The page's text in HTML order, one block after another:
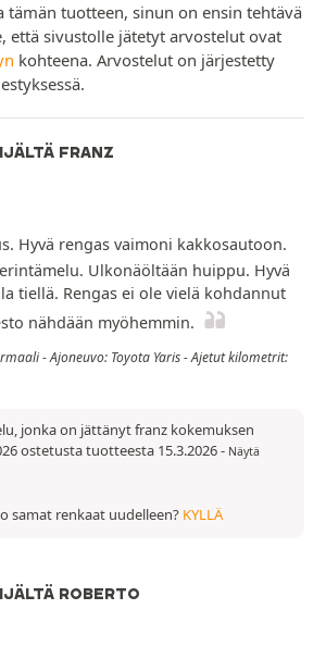
tämän tuotteen, sinun on ensin tehtävä
että sivustolle jätetyt arvostelut ovat
kohteena. Arvostelut on järjestetty
FRANZ
Hyvä rengas vaimoni kakkosautoon.
Ulkonäöltään huippu. Hyvä
tiellä. Rengas ei ole vielä kohdannut
nähdään myöhemmin.
- Ajoneuvo: Toyota Yaris - Ajetut kilometrit:
jonka on jättänyt franz kokemuksen
ostetusta tuotteesta 15.3.2026- Näytä
samat renkaat uudelleen? KYLLÄ
ROBERTO